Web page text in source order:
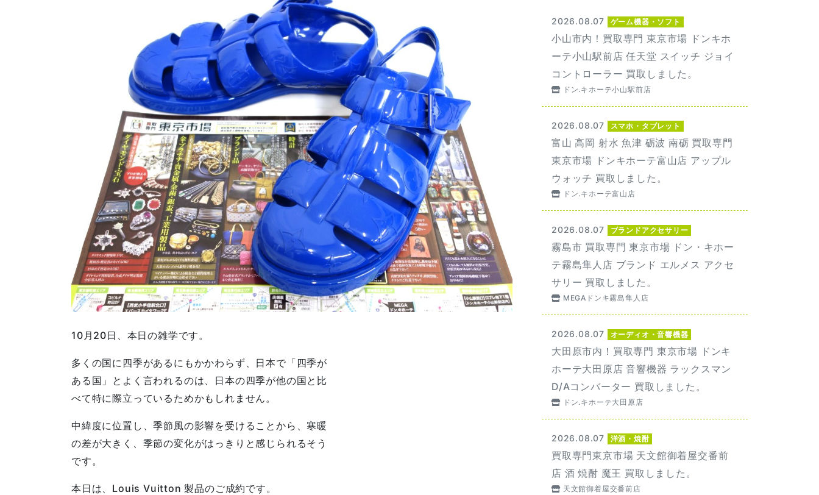
10月20日、本日の雑学です。
多くの国に四季があるにもかかわらず、日本で「四季が
ある国」とよく言われるのは、日本の四季が他の国と比
べて特に際立っているためかもしれません。
中緯度に位置し、季節風の影響を受けることから、寒暖
の差が大きく、季節の変化がはっきりと感じられるそう
です。
本日は、Louis Vuitton 製品のご成約です。
2026.08.07 ゲーム機器・ソフト
小山市内！買取専門 東京市場 ドンキホ
ーテ小山駅前店 任天堂 スイッチ ジョイ
コントローラー 買取しました。
ドン.キホーテ小山駅前店
2026.08.07 スマホ・タブレット
富山 高岡 射水 魚津 砺波 南砺 買取専門
東京市場 ドンキホーテ富山店 アップル
ウォッチ 買取しました。
ドン.キホーテ富山店
2026.08.07 ブランドアクセサリー
霧島市 買取専門 東京市場 ドン・キホー
テ霧島隼人店 ブランド エルメス アクセ
サリー 買取しました。
MEGAドンキ霧島隼人店
2026.08.07 オーディオ・音響機器
大田原市内！買取専門 東京市場 ドンキ
ホーテ大田原店 音響機器 ラックスマン
D/Aコンバーター 買取しました。
ドン.キホーテ大田原店
2026.08.07 洋酒・焼酎
買取専門東京市場 天文館御着屋交番前
店 酒 焼酎 魔王 買取しました。
天文館御着屋交番前店